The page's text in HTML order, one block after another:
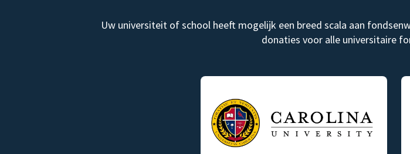
Uw universiteit of school heeft mogelijk een breed scala aan
donaties voor alle universitaire